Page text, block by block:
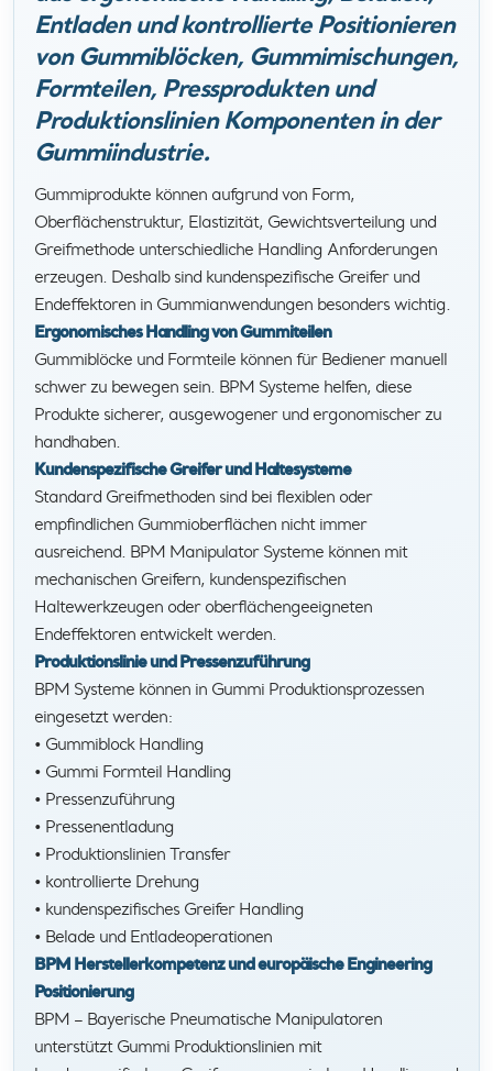
Entladen und kontrollierte Positionieren
von Gummiblöcken, Gummimischungen,
Formteilen, Pressprodukten und
Produktionslinien Komponenten in der
Gummiindustrie.
Gummiprodukte können aufgrund von Form,
Oberflächenstruktur, Elastizität, Gewichtsverteilung und
Greifmethode unterschiedliche Handling Anforderungen
erzeugen. Deshalb sind kundenspezifische Greifer und
Endeffektoren in Gummianwendungen besonders wichtig.
Ergonomisches Handling von Gummiteilen
Gummiblöcke und Formteile können für Bediener manuell
schwer zu bewegen sein. BPM Systeme helfen, diese
Produkte sicherer, ausgewogener und ergonomischer zu
handhaben.
Kundenspezifische Greifer und Haltesysteme
Standard Greifmethoden sind bei flexiblen oder
empfindlichen Gummioberflächen nicht immer
ausreichend. BPM Manipulator Systeme können mit
mechanischen Greifern, kundenspezifischen
Haltewerkzeugen oder oberflächengeeigneten
Endeffektoren entwickelt werden.
Produktionslinie und Pressenzuführung
BPM Systeme können in Gummi Produktionsprozessen
eingesetzt werden:
• Gummiblock Handling
• Gummi Formteil Handling
• Pressenzuführung
• Pressenentladung
• Produktionslinien Transfer
• kontrollierte Drehung
• kundenspezifisches Greifer Handling
• Belade und Entladeoperationen
BPM Herstellerkompetenz und europäische Engineering
Positionierung
BPM – Bayerische Pneumatische Manipulatoren
unterstützt Gummi Produktionslinien mit